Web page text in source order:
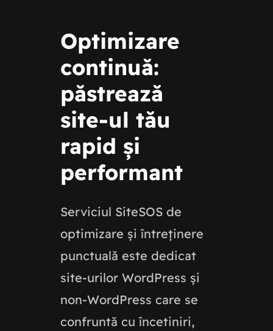
Optimizare
continuă:
păstrează
site-ul tău
rapid și
performant
Serviciul SiteSOS de
optimizare și întreținere
punctuală este dedicat
site-urilor WordPress și
non-WordPress care se
confruntă cu încetiniri,